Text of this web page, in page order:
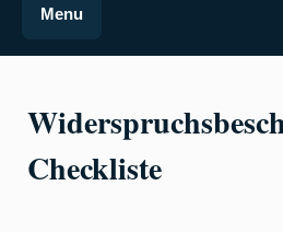
Menu
Checkliste